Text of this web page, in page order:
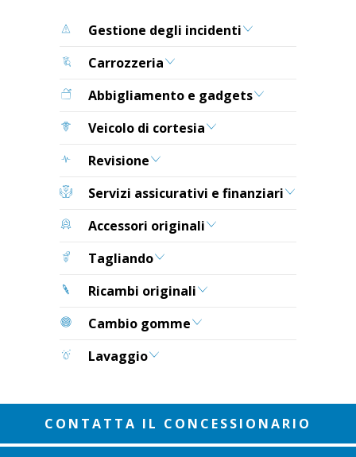
Gestione degli incidenti
Carrozzeria
Abbigliamento e gadgets
Veicolo di cortesia
Revisione
Servizi assicurativi e finanziari
Accessori originali
Tagliando
Ricambi originali
Cambio gomme
Lavaggio
CONTATTA IL CONCESSIONARIO